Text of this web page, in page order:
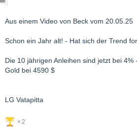
Aus einem Video von Beck vom 20.05.25
Schon ein Jahr alt! - Hat sich der Trend
Die 10 jährigen Anleihen sind jetzt bei 4%
Gold bei 4590 $
LG Vatapitta
2